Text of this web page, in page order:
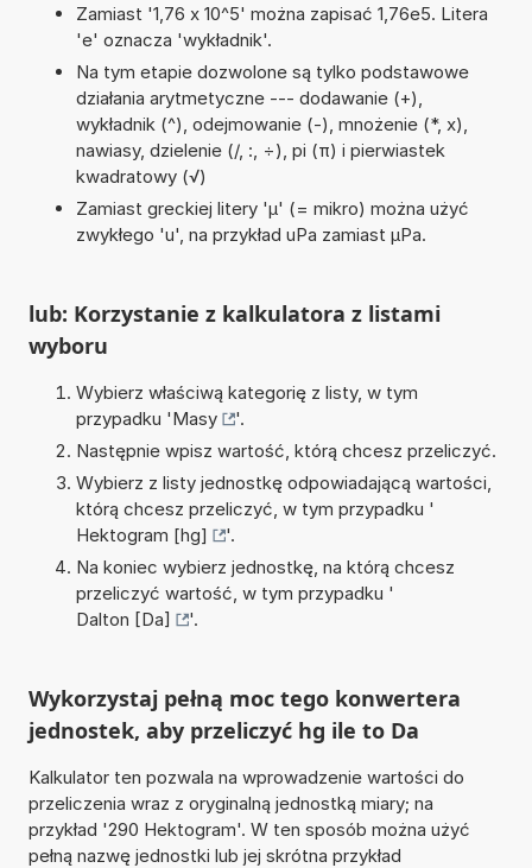
Zamiast '1,76 x 10^5' można zapisać 1,76e5. Litera
'e' oznacza 'wykładnik'.
Na tym etapie dozwolone są tylko podstawowe
działania arytmetyczne --- dodawanie (+),
wykładnik (^), odejmowanie (-), mnożenie (*, x),
nawiasy, dzielenie (/, :, ÷), pi (π) i pierwiastek
kwadratowy (√)
Zamiast greckiej litery 'µ' (= mikro) można użyć
zwykłego 'u', na przykład uPa zamiast µPa.
lub: Korzystanie z kalkulatora z listami
wyboru
Wybierz właściwą kategorię z listy, w tym
przypadku 'Masy
'.
Następnie wpisz wartość, którą chcesz przeliczyć.
Wybierz z listy jednostkę odpowiadającą wartości,
którą chcesz przeliczyć, w tym przypadku '
Hektogram [hg]
'.
Na koniec wybierz jednostkę, na którą chcesz
przeliczyć wartość, w tym przypadku '
Dalton [Da]
'.
Wykorzystaj pełną moc tego konwertera
jednostek, aby przeliczyć hg ile to Da
Kalkulator ten pozwala na wprowadzenie wartości do
przeliczenia wraz z oryginalną jednostką miary; na
przykład '290 Hektogram'. W ten sposób można użyć
pełną nazwę jednostki lub jej skrótna przykład